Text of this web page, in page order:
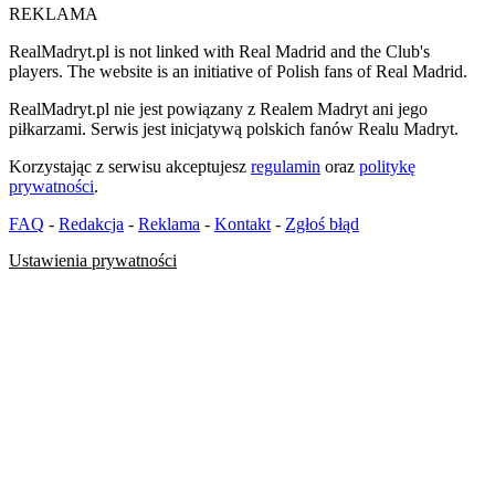
REKLAMA
RealMadryt.pl is not linked with Real Madrid and the Club's
players. The website is an initiative of Polish fans of Real Madrid.
RealMadryt.pl nie jest powiązany z Realem Madryt ani jego
piłkarzami. Serwis jest inicjatywą polskich fanów Realu Madryt.
Korzystając z serwisu akceptujesz regulamin oraz politykę
prywatności.
FAQ - Redakcja - Reklama - Kontakt - Zgłoś błąd
Ustawienia prywatności